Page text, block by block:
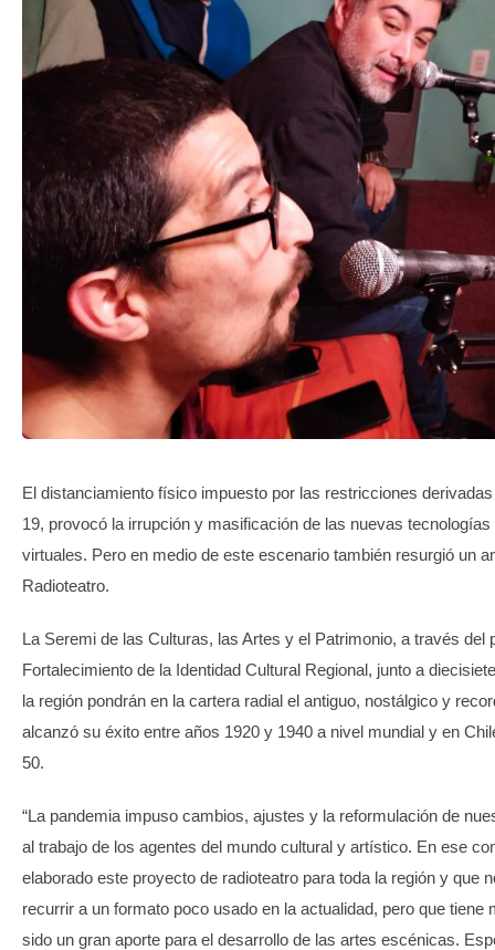
VIDEOS
GALERIA DE FOTOS
APP MÓVIL
TRANSPARENCIA
El distanciamiento físico impuesto por las restricciones
19, provocó la irrupción y masificación de las nuevas
virtuales. Pero en medio de este escenario también resurgió un
Radioteatro.
La Seremi de las Culturas, las Artes y el Patrimonio, a través del
Fortalecimiento de la Identidad Cultural Regional, junto a
la región pondrán en la cartera radial el antiguo, nostálgico y
alcanzó su éxito entre años 1920 y 1940 a nivel mundial y en
50.
“La pandemia impuso cambios, ajustes y la reformulación de
al trabajo de los agentes del mundo cultural y artístico. En ese
elaborado este proyecto de radioteatro para toda la región y que
recurrir a un formato poco usado en la actualidad, pero que tiene
sido un gran aporte para el desarrollo de las artes escénicas.